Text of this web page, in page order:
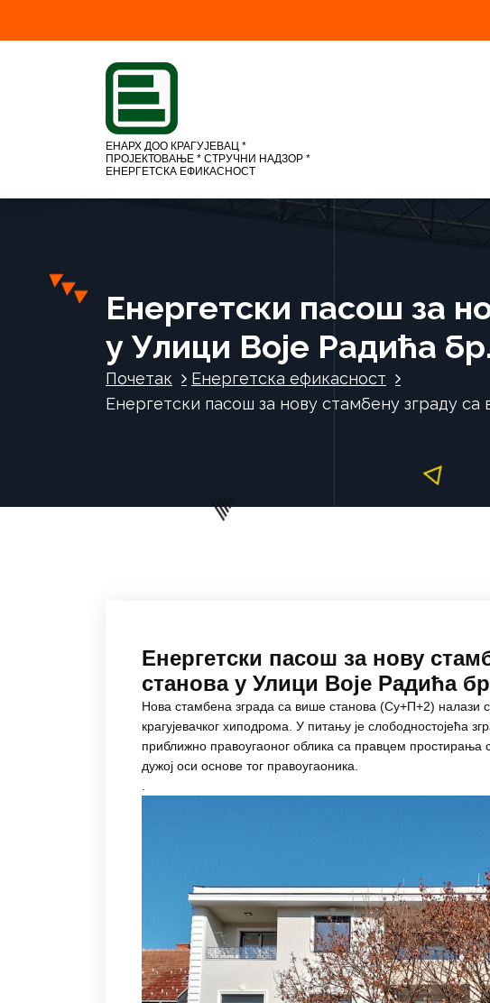
ЕНАРХ ДОО КРАГУЈЕВАЦ *
ПРОЈЕКТОВАЊЕ * СТРУЧНИ НАДЗОР *
ЕНЕРГЕТСКА ЕФИКАСНОСТ
Енергетски пасош за
у Улици Воје Радића
Почетак
Енергетска ефикасност
Енергетски пасош за нову стамбену зграду
Енергетски пасош за нову
станова у Улици Воје Радића
Нова стамбена зграда са више станова (Су+П+2) налази
крагујевачког хиподрома. У питању је слободностојећа
приближно правоугаоног облика са правцем простирања
дужој оси основе тог правоугаоника.